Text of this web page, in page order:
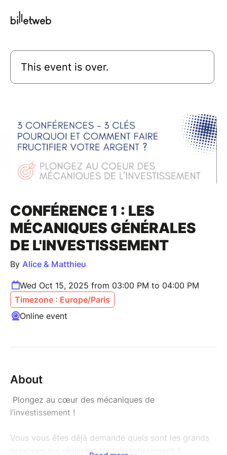
This event is over.
CONFÉRENCE 1 : LES
MÉCANIQUES GÉNÉRALES
DE L'INVESTISSEMENT
By Alice & Matthieu
Wed Oct 15, 2025 from 03:00 PM to 04:00 PM
Timezone : Europe/Paris
Online event
About
Plongez au cœur des mécaniques de
l’investissement !
Vous vous êtes déjà demandé quels sont les grands
principes qui régissent tout investissement ?